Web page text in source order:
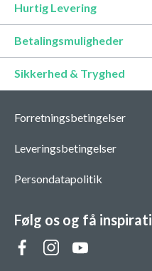
Hurtig Levering
Betalingsmuligheder
Sikkerhed & Tryghed
Forretningsbetingelser
Leveringsbetingelser
Persondatapolitik
Følg os og få